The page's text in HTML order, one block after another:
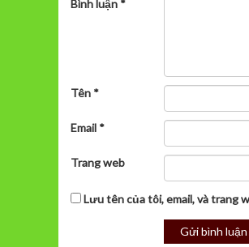
Bình luận *
Tên *
Email *
Trang web
Lưu tên của tôi, email, và trang